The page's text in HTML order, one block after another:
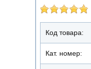
Код товара:
Кат. номер: